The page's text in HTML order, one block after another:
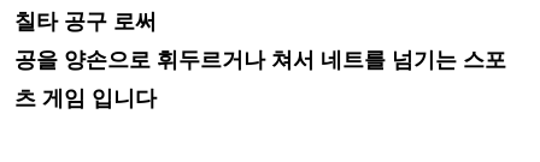
칠타 공구 로써
공을 양손으로 휘두르거나 쳐서 네트를 넘기는 스포
츠 게임 입니다